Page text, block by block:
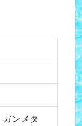
ンメタ